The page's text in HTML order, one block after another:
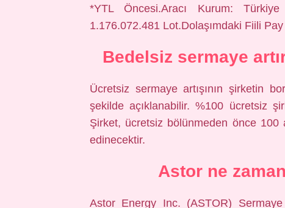
*YTL Öncesi.Aracı Kurum:
1.176.072.481 Lot.Dolaşımdaki Fiili
Bedelsiz sermaye
Ücretsiz sermaye artışının şirketin
şekilde açıklanabilir. %100 ücretsiz
Şirket, ücretsiz bölünmeden önce
edinecektir.
Astor ne
Astor Energy Inc. (ASTOR) Sermaye